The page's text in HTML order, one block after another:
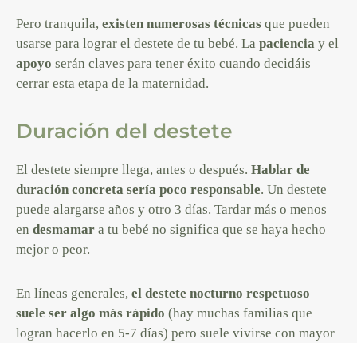
Pero tranquila, existen numerosas técnicas que pueden
usarse para lograr el destete de tu bebé. La paciencia y el
apoyo serán claves para tener éxito cuando decidáis
cerrar esta etapa de la maternidad.
Duración del destete
El destete siempre llega, antes o después. Hablar de
duración concreta sería poco responsable. Un destete
puede alargarse años y otro 3 días. Tardar más o menos
en desmamar a tu bebé no significa que se haya hecho
mejor o peor.
En líneas generales, el destete nocturno respetuoso
suele ser algo más rápido (hay muchas familias que
logran hacerlo en 5-7 días) pero suele vivirse con mayor